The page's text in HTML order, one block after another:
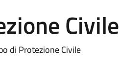
Civile
di Protezione Civile